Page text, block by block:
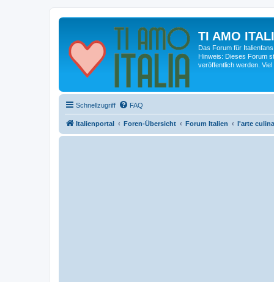
TI AMO
Das Forum für
Hinweis: Dieses Forum
veröffentlich werden.
Schnellzugriff FAQ
Italienportal Foren-Übersicht Forum Italien l'arte